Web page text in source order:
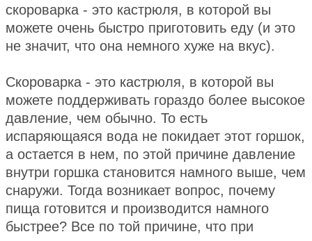
скороварка - это кастрюля, в которой вы
можете очень быстро приготовить еду (и это
не значит, что она немного хуже на вкус).
Скороварка - это кастрюля, в которой вы
можете поддерживать гораздо более высокое
давление, чем обычно. То есть
испаряющаяся вода не покидает этот горшок,
а остается в нем, по этой причине давление
внутри горшка становится намного выше, чем
снаружи. Тогда возникает вопрос, почему
пища готовится и производится намного
быстрее? Все по той причине, что при